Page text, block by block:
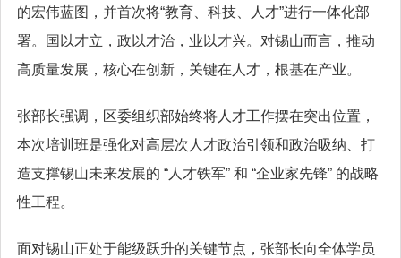
的宏伟蓝图，并首次将“教育、科技、人才”进行一体化部
署。国以才立，政以才治，业以才兴。对锡山而言，推动
高质量发展，核心在创新，关键在人才，根基在产业。
张部长强调，区委组织部始终将人才工作摆在突出位置，
本次培训班是强化对高层次人才政治引领和政治吸纳、打
造支撑锡山未来发展的 “人才铁军” 和 “企业家先锋” 的战略
性工程。
面对锡山正处于能级跃升的关键节点，张部长向全体学员